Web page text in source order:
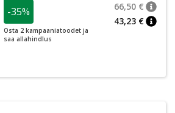
-35%
Osta 2 kampaaniatoodet ja
saa allahindlus
66,50 €
43,23 €